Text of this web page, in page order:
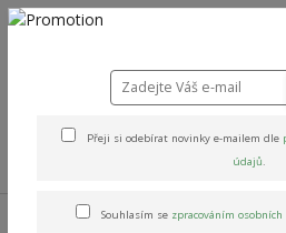
+420 778 743 310
Přírodní péče & Dobroty Káva &
Přeji si odebírat novinky e-mailem dle
údajů.
Souhlasím se zpracováním